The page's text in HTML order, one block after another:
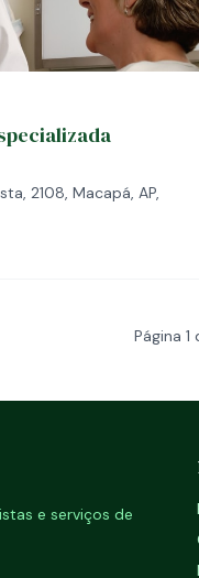
2108, Macapá, AP,
Página 1
e serviços de